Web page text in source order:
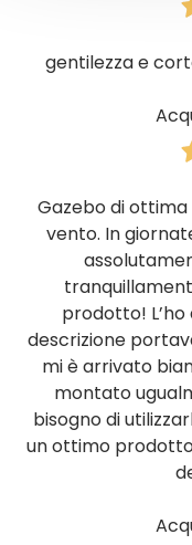
gentilezza e
Gazebo di
vento. In
prodotto!
descrizione
mi è arrivato
montato
bisogno di
un ottimo